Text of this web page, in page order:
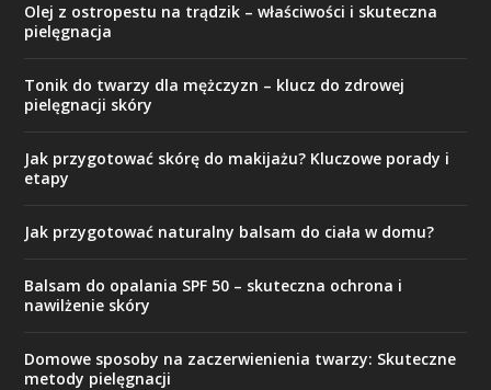
Olej z ostropestu na trądzik – właściwości i skuteczna
pielęgnacja
Tonik do twarzy dla mężczyzn – klucz do zdrowej
pielęgnacji skóry
Jak przygotować skórę do makijażu? Kluczowe porady i
etapy
Jak przygotować naturalny balsam do ciała w domu?
Balsam do opalania SPF 50 – skuteczna ochrona i
nawilżenie skóry
Domowe sposoby na zaczerwienienia twarzy: Skuteczne
metody pielęgnacji